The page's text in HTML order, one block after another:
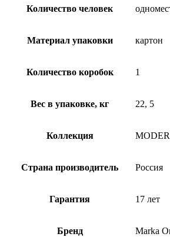
Количество человек
Материал упаковки картон
Количество коробок 1
Вес в упаковке, кг 22, 5
Коллекция
Страна производитель Россия
Гарантия 17 лет
Бренд Marka